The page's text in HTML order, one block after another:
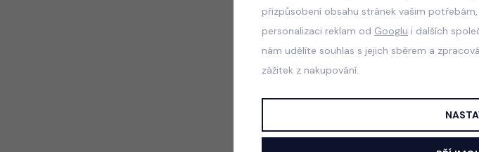
přizpůsobení obsahu stránek vašim
personalizaci reklam od Googlu i dalších
nám udělíte souhlas s jejich sběrem a
zážitek z nakupování.